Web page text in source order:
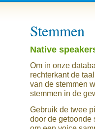
Stemmen
Native
Om in onze
rechterkant de
van de stemmen
stemmen in de
Gebruik de twee
door de getoonde